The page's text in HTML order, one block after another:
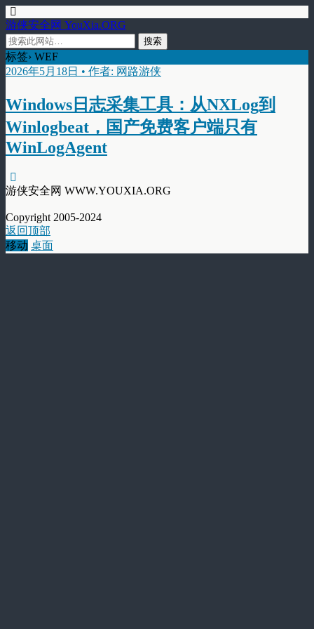
游侠安全网 YouXia.ORG
标签› WEF
2026年5月18日 • 作者: 网路游侠
Windows日志采集工具：从NXLog到
Winlogbeat，国产免费客户端只有
WinLogAgent
游侠安全网 WWW.YOUXIA.ORG
Copyright 2005-2024
返回顶部
移动 桌面